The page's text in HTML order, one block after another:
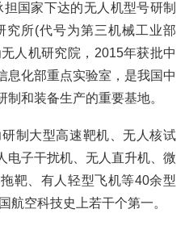
国家下达的无人机型号研制
究所(代号为第三机械工业部
人机研究院，2015年获批中
息化部重点实验室，是我国中
和装备生产的重要基地。
制大型高速靶机、无人核试
电子干扰机、无人直升机、微
靶、有人轻型飞机等40余型
航空科技史上若干个第一。